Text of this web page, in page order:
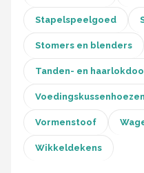
Stapelspeelgoed
Stomers en blenders
Tanden- en
Voedingskussenhoezen
Vormenstoof
Wikkeldekens